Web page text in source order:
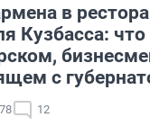
в
Кузбасса:
с
12